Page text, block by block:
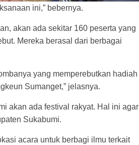
ini,” bebernya.
akan ada sekitar 160 peserta yang
Mereka berasal dari berbagai
yang memperebutkan hadiah
Sumanget,” jelasnya.
akan ada festival rakyat. Hal ini agar
Sukabumi.
acara untuk berbagi ilmu terkait